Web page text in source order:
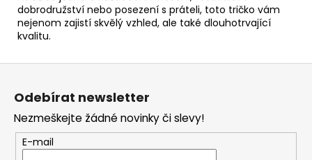
dobrodružství nebo posezení s práteli, toto tričko vám
nejenom zajistí skvělý vzhled, ale také dlouhotrvající
kvalitu.
Z
Odebírat newsletter
Nezmeškejte žádné novinky či slevy!
E-mail